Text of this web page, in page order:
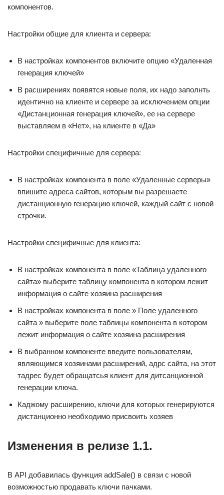
компонентов.
Настройки общие для клиента и сервера:
В настройках компонентов включите опцию «Удаленная
генерация ключей»
В расширениях появятся новые поля, их надо заполнть
идентично на клиенте и сервере за исключением опции
«Дистанционная генерация ключей», ее на сервере
выставляем в «Нет», на клиенте в «Да»
Настройки специфичные для сервера:
В настройках компонента в поле «Удаленные серверы»
впишите адреса сайтов, которым вы разрешаете
дистанционную генерацию ключей, каждый сайт с новой
строчки.
Настройки специфичные для клиента:
В настройках компонента в поле «Таблица удаленного
сайта» выберите таблицу компонента в котором лежит
информация о сайте хозяина расширения
В настройках компонента в поле » Поле удаленного
сайта » выберите поле таблицы компонента в котором
лежит информация о сайте хозяина расширения
В выбранном компоненте введите пользователям,
являющимся хозяинами расширений, адрс сайта, на этот
тадрес будет обращатсья клиент для дитсанционной
генерации ключа.
Каджому расширению, ключи для которых генерируются
дистанционно необходимо присвоить хозяев
Изменения в релизе 1.1.
В API добавилась функция addSale() в связи с новой
возможностью продавать ключи пачками.